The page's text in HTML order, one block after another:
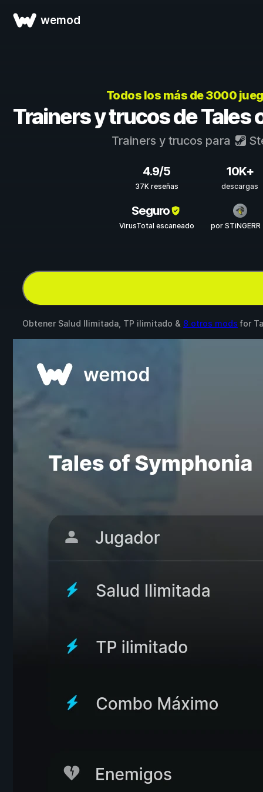
wemod
Todos los más de 3000
Trainers y trucos de Tales
Trainers y trucos para
4.9/5
37K reseñas
10K+
descargas
Seguro
VirusTotal escaneado por
Obtener Salud Ilimitada, TP ilimitado & 8 otros mods for